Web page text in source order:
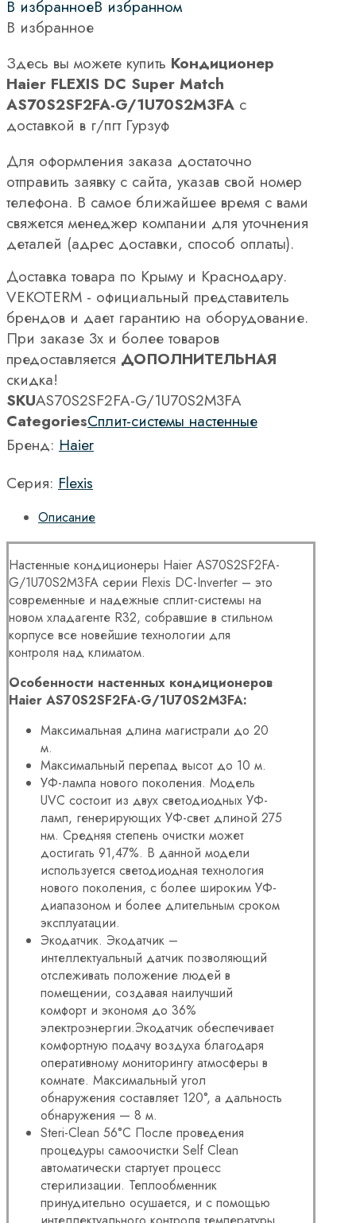
В избранноеВ избранном
В избранное
Здесь вы можете купить Кондиционер
Haier FLEXIS DC Super Match
AS70S2SF2FA-G/1U70S2M3FA с
доставкой в г/пгт Гурзуф
Для оформления заказа достаточно
отправить заявку с сайта, указав свой номер
телефона. В самое ближайшее время с вами
свяжется менеджер компании для уточнения
деталей (адрес доставки, способ оплаты).
Доставка товара по Крыму и Краснодару.
VEKOTERM - официальный представитель
брендов и дает гарантию на оборудование.
При заказе 3х и более товаров
предоставляется ДОПОЛНИТЕЛЬНАЯ
скидка!
SKUAS70S2SF2FA-G/1U70S2M3FA
CategoriesСплит-системы настенные
Бренд: Haier
Серия: Flexis
Описание
Настенные кондиционеры Haier AS70S2SF2FA-
G/1U70S2M3FA серии Flexis DC-Inverter – это
современные и надежные сплит-системы на
новом хладагенте R32, собравшие в стильном
корпусе все новейшие технологии для
контроля над климатом.
Особенности настенных кондиционеров
Haier AS70S2SF2FA-G/1U70S2M3FA:
Максимальная длина магистрали до 20
м.
Максимальный перепад высот до 10 м.
УФ-лампа нового поколения. Модель
UVC состоит из двух светодиодных УФ-
ламп, генерирующих УФ-свет длиной 275
нм. Средняя степень очистки может
достигать 91,47%. В данной модели
используется светодиодная технология
нового поколения, с более широким УФ-
диапазоном и более длительным сроком
эксплуатации.
Экодатчик. Экодатчик –
интеллектуальный датчик позволяющий
отслеживать положение людей в
помещении, создавая наилучший
комфорт и экономя до 36%
электроэнергии.Экодатчик обеспечивает
комфортную подачу воздуха благодаря
оперативному мониторингу атмосферы в
комнате. Максимальный угол
обнаружения составляет 120°, а дальность
обнаружения — 8 м.
Steri-Clean 56°C После проведения
процедуры самоочистки Self Clean
автоматически стартует процесс
стерилизации. Теплообменник
принудительно осушается, и с помощью